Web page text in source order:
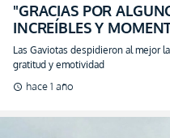
"GRACIAS POR
INCREÍBLES Y
Brighton para Pervis
Las Gaviotas despidieron al mejor
gratitud y emotividad
schedule hace 1 año